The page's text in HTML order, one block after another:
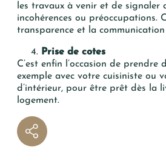
les travaux à venir et de signaler
incohérences ou préoccupations.
transparence et la
Prise de cotes
C’est enfin l’occasion de prendre
exemple avec votre cuisiniste ou
d’intérieur, pour être prêt dès la
logement.